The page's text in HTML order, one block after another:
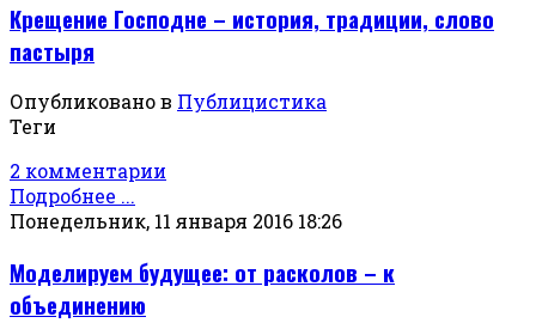
Крещение Господне – история, традиции, слово
пастыря
Опубликовано в Публицистика
Теги
2 комментарии
Подробнее ...
Понедельник, 11 января 2016 18:26
Моделируем будущее: от расколов – к
объединению